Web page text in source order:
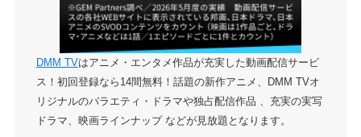
DMM TVはアニメ・エンタメ作品が充実した動画配信サービ
ス！初回登録なら14間無料！話題の新作アニメ、DMM TVオ
リジナルのバラエティ・ドラマや独占配信作品 、充実の実写
ドラマ、映画ラインナップ などが見放題となります。